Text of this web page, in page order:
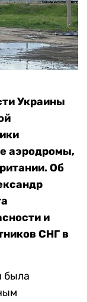
Украины
аэродромы,
Об
и
СНГ в
была